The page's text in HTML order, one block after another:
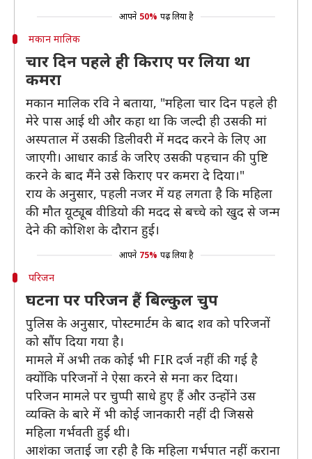
आपने 50% पढ़ लिया है
मकान मालिक
चार दिन पहले ही किराए पर लिया था
कमरा
मकान मालिक रवि ने बताया, "महिला चार दिन पहले ही
मेरे पास आई थी और कहा था कि जल्दी ही उसकी मां
अस्पताल में उसकी डिलीवरी में मदद करने के लिए आ
जाएगी। आधार कार्ड के जरिए उसकी पहचान की पुष्टि
करने के बाद मैंने उसे किराए पर कमरा दे दिया।"
राय के अनुसार, पहली नजर में यह लगता है कि महिला
की मौत यूट्यूब वीडियो की मदद से बच्चे को खुद से जन्म
देने की कोशिश के दौरान हुई।
आपने 75% पढ़ लिया है
परिजन
घटना पर परिजन हैं बिल्कुल चुप
पुलिस के अनुसार, पोस्टमार्टम के बाद शव को परिजनों
को सौंप दिया गया है।
मामले में अभी तक कोई भी FIR दर्ज नहीं की गई है
क्योंकि परिजनों ने ऐसा करने से मना कर दिया।
परिजन मामले पर चुप्पी साधे हुए हैं और उन्होंने उस
व्यक्ति के बारे में भी कोई जानकारी नहीं दी जिससे
महिला गर्भवती हुई थी।
आशंका जताई जा रही है कि महिला गर्भपात नहीं कराना